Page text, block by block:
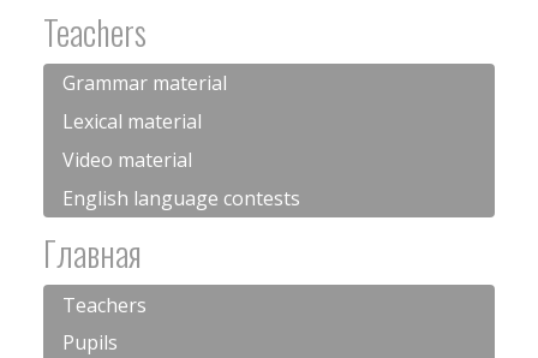
Teachers
Grammar material
Lexical material
Video material
English language contests
Главная
Teachers
Pupils